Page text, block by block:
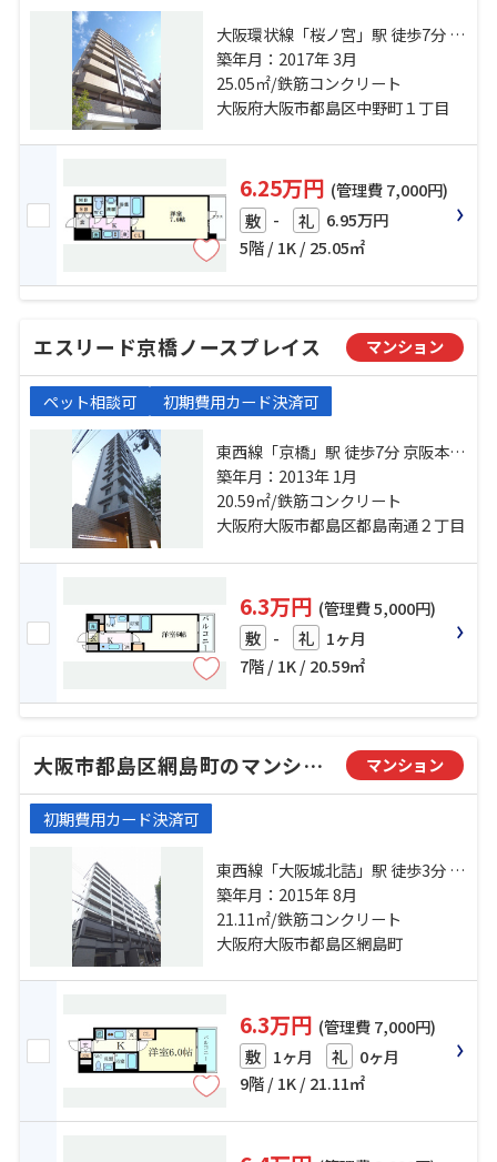
大阪環状線「桜ノ宮」駅 徒歩7分 地
下鉄谷町線「都島」駅 徒歩13分 京
阪本線「京橋」駅 徒歩12分
築年月：2017年 3月
25.05㎡/鉄筋コンクリート
大阪府大阪市都島区中野町１丁目
6.25万円 (管理費 7,000円)
敷 - 礼 6.95万円
5階 / 1K / 25.05㎡
エスリード京橋ノースプレイス マンション
ペット相談可 初期費用カード決済可
東西線「京橋」駅 徒歩7分 京阪本線
「京橋」駅 徒歩7分 地下鉄長堀鶴見
緑地「京橋」駅 徒歩7分
築年月：2013年 1月
20.59㎡/鉄筋コンクリート
大阪府大阪市都島区都島南通２丁目
6.3万円 (管理費 5,000円)
敷 - 礼 1ヶ月
7階 / 1K / 20.59㎡
大阪市都島区網島町のマンション マンション
初期費用カード決済可
東西線「大阪城北詰」駅 徒歩3分 地
下鉄長堀鶴見緑地「大阪ビジネスパ
ーク」駅 徒歩3分 京阪本線「天満
橋」駅 徒歩10分
築年月：2015年 8月
21.11㎡/鉄筋コンクリート
大阪府大阪市都島区網島町
6.3万円 (管理費 7,000円)
敷 1ヶ月 礼 0ヶ月
9階 / 1K / 21.11㎡